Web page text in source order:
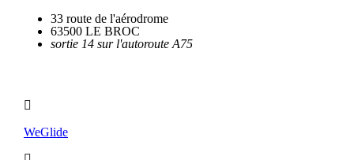
33 route de l'aérodrome
63500 LE BROC
sortie 14 sur l'autoroute A75
WeGlide